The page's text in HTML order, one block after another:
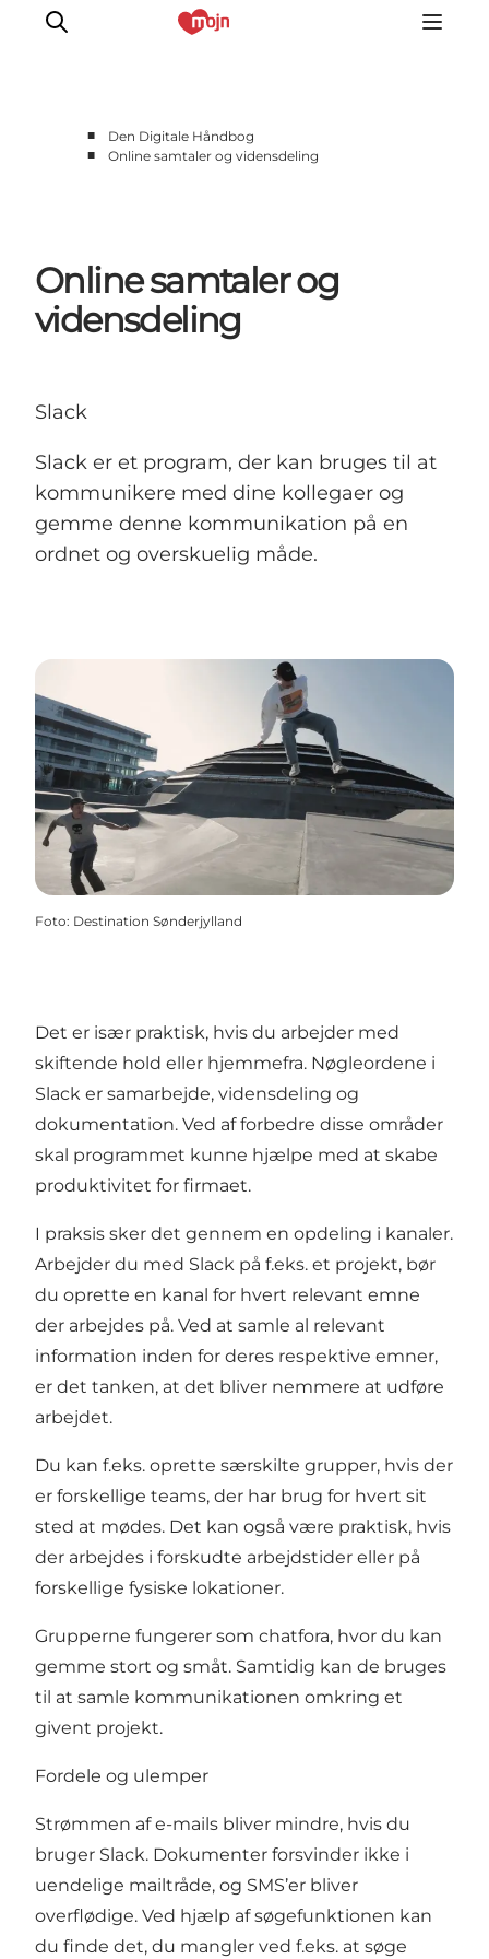
Analyse
Presse
GoVisit
■
Den Digitale Håndbog
■
Online samtaler og vidensdeling
Online samtaler og
vidensdeling
Slack
Slack er et program, der kan bruges til at
kommunikere med dine kollegaer og
gemme denne kommunikation på en
ordnet og overskuelig måde.
Foto: Destination Sønderjylland
Det er især praktisk, hvis du arbejder med
skiftende hold eller hjemmefra. Nøgleordene i
Slack er samarbejde, vidensdeling og
dokumentation. Ved af forbedre disse områder
skal programmet kunne hjælpe med at skabe
produktivitet for firmaet.
I praksis sker det gennem en opdeling i kanaler.
Arbejder du med Slack på f.eks. et projekt, bør
du oprette en kanal for hvert relevant emne
der arbejdes på. Ved at samle al relevant
information inden for deres respektive emner,
er det tanken, at det bliver nemmere at udføre
arbejdet.
Du kan f.eks. oprette særskilte grupper, hvis der
er forskellige teams, der har brug for hvert sit
sted at mødes. Det kan også være praktisk, hvis
der arbejdes i forskudte arbejdstider eller på
forskellige fysiske lokationer.
Grupperne fungerer som chatfora, hvor du kan
gemme stort og småt. Samtidig kan de bruges
til at samle kommunikationen omkring et
givent projekt.
Fordele og ulemper
Strømmen af e-mails bliver mindre, hvis du
bruger Slack. Dokumenter forsvinder ikke i
uendelige mailtråde, og SMS’er bliver
overflødige. Ved hjælp af søgefunktionen kan
du finde det, du mangler ved f.eks. at søge